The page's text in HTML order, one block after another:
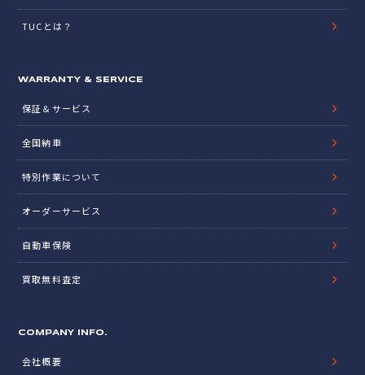
TUCとは？
WARRANTY & SERVICE
保証＆サービス
全国納車
特別作業について
オーダーサービス
自動車保険
買取無料査定
COMPANY INFO.
会社概要